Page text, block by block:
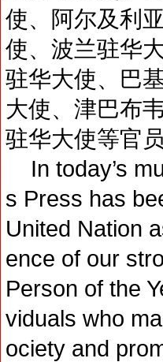
使、阿尔及利
使、波兰驻华
驻华大使、巴
大使、津巴布
驻华大使等官
In today’s
s Press has
United Nation
ence of our
Person of the
viduals who
ociety and